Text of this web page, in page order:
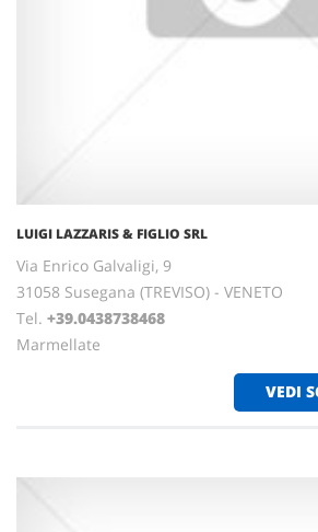
LUIGI LAZZARIS & FIGLIO SRL
Via Enrico Galvaligi, 9
31058 Susegana (TREVISO) - VENETO
Tel. +39.0438738468
Marmellate
VEDI